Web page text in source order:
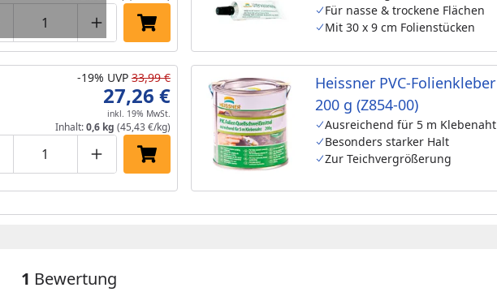
Produktmenge um eins verringern
Produktmenge manuell eingeben
Produktmenge um eins erhöhen
In den Einkaufswagen legen
Für nasse & trockene Flächen
Mit 30 x 9 cm Folienstücken
Produktmenge um eins verringern
Produktmenge manuell eingeben
Produktmenge um eins erhöhen
In den Einkaufswagen legen
-19% UVP 33,99 €
27,26 €
inkl. 19% MwSt.
Inhalt:0,6 kg (45,43 €/kg)
Heissner PVC-Folienkleber
200 g (Z854-00)
Ausreichend für 5 m Klebenaht
Besonders starker Halt
Zur Teichvergrößerung
1 Bewertung